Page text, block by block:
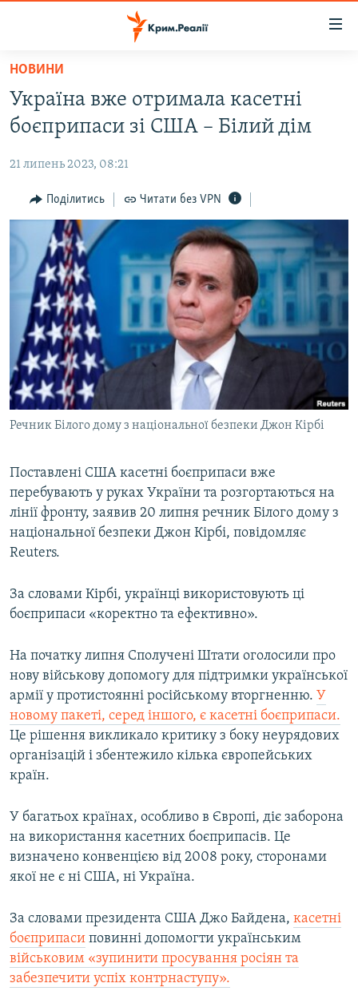
Перейти
основного
матеріалу
Перейти
до
навігації
Перейти
пошуку
ВОДА.КРИМ
ВІДЕО ТА ФОТО
ПОЛІТИКА
БЛОГИ
ПОГЛЯД
ІНТЕРВ'Ю
ВСЕ ЗА ДЕНЬ
СПЕЦПРОЕКТИ
ДЕПОРТАЦІЯ
ВІДЕОУРОКИ «ELIFBE»
СВІДЧЕННЯ ОКУПАЦІЇ
УКРАЇНСЬКА ПРОБЛЕМА КРИМУ
ЯК ОБІЙТИ БЛОКУВАННЯ
Русский
Qırımtatar
Усі сайти RFE/RL
НОВИНИ
Україна вже отримала касетні
боєприпаси зі США – Білий дім
21 липень 2023, 08:21
Поділитись Читати без VPN
Речник Білого дому з національної безпеки Джон Кірбі
Поставлені США касетні боєприпаси вже
перебувають у руках України та розгортаються на
лінії фронту, заявив 20 липня речник Білого дому з
національної безпеки Джон Кірбі, повідомляє
Reuters.
За словами Кірбі, українці використовують ці
боєприпаси «коректно та ефективно».
На початку липня Сполучені Штати оголосили про
нову військову допомогу для підтримки української
армії у протистоянні російському вторгненню. У
новому пакеті, серед іншого, є касетні боєприпаси.
Це рішення викликало критику з боку неурядових
організацій і збентежило кілька європейських
країн.
У багатьох країнах, особливо в Європі, діє заборона
на використання касетних боєприпасів. Це
визначено конвенцією від 2008 року, сторонами
якої не є ні США, ні Україна.
За словами президента США Джо Байдена, касетні
боєприпаси повинні допомогти українським
військовим «зупинити просування росіян та
забезпечити успіх контрнаступу».